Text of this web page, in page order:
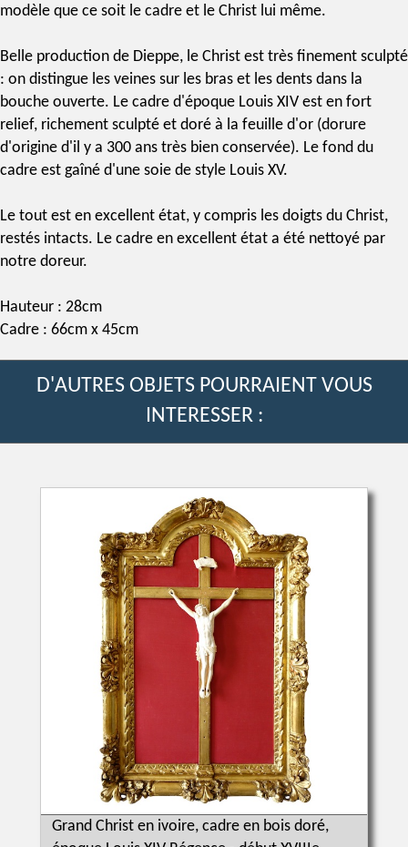
modèle que ce soit le cadre et le Christ lui même.
Belle production de Dieppe, le Christ est très finement sculpté
: on distingue les veines sur les bras et les dents dans la
bouche ouverte. Le cadre d'époque Louis XIV est en fort
relief, richement sculpté et doré à la feuille d'or (dorure
d'origine d'il y a 300 ans très bien conservée). Le fond du
cadre est gaîné d'une soie de style Louis XV.
Le tout est en excellent état, y compris les doigts du Christ,
restés intacts. Le cadre en excellent état a été nettoyé par
notre doreur.
Hauteur : 28cm
Cadre : 66cm x 45cm
D'AUTRES OBJETS POURRAIENT VOUS
INTERESSER :
Grand Christ en ivoire, cadre en bois doré,